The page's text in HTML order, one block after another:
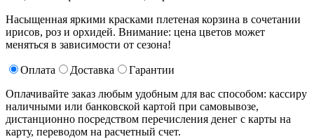
Насыщенная яркими красками плетеная корзина в сочетании
ирисов, роз и орхидей. Внимание: цена цветов может
меняться в зависимости от сезона!
Оплата Доставка
Гарантии
Оплачивайте заказ любым удобным для вас способом: кассиру
наличными или банковской картой при самовывозе,
дистанционно посредством перечисления денег с карты на
карту, переводом на расчетный счет.